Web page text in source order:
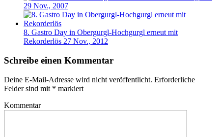
29 Nov., 2007
8. Gastro Day in Obergurgl-Hochgurgl erneut mit
Rekorderlös 27 Nov., 2012
Schreibe einen Kommentar
Deine E-Mail-Adresse wird nicht veröffentlicht. Erforderliche
Felder sind mit * markiert
Kommentar